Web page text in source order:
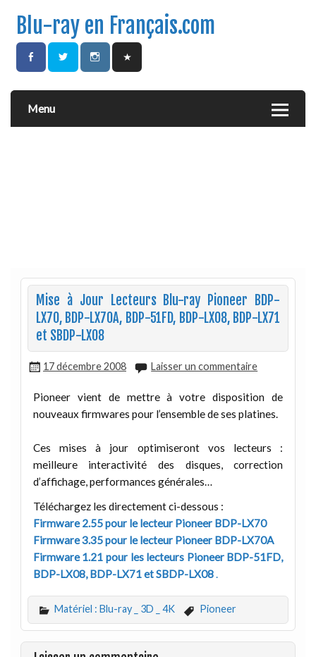
Blu-ray en Français.com
Menu
Mise à Jour Lecteurs Blu-ray Pioneer BDP-
LX70, BDP-LX70A, BDP-51FD, BDP-LX08, BDP-LX71
et SBDP-LX08
17 décembre 2008 Laisser un commentaire
Pioneer vient de mettre à votre disposition de
nouveaux firmwares pour l’ensemble de ses platines.
Ces mises à jour optimiseront vos lecteurs :
meilleure interactivité des disques, correction
d’affichage, performances générales…
Téléchargez les directement ci-dessous :
Firmware 2.55 pour le lecteur Pioneer BDP-LX70
Firmware 3.35 pour le lecteur Pioneer BDP-LX70A
Firmware 1.21 pour les lecteurs Pioneer BDP-51FD,
BDP-LX08, BDP-LX71 et SBDP-LX08.
Matériel : Blu-ray _ 3D _ 4K Pioneer